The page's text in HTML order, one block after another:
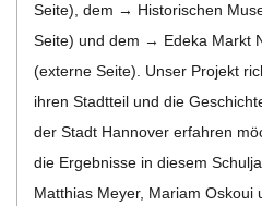
Seite), dem → His­to­ri­schen
Seite) und dem → Edeka Markt
(externe Seite). Unser Pro­jekt
ihren Stadt­teil und die
der Stadt Han­no­ver erfah­ren
die Ergeb­nisse in die­sem
Mat­thias Meyer, Mariam Oskoui